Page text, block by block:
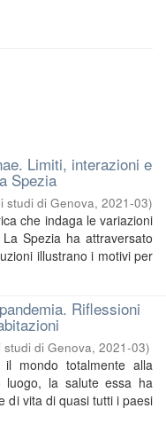
Limiti, interazioni e
Spezia
studi di Genova, 2021-03)
che indaga le variazioni
Spezia ha attraversato
illustrano i motivi per
Riflessioni
studi di Genova, 2021-03)
mondo totalmente alla
luogo, la salute essa ha
di vita di quasi tutti i paesi